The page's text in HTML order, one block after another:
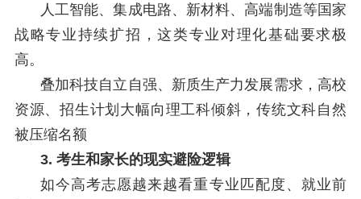
人工智能、集成电路、新材料、高端制造等国家
战略专业持续扩招，这类专业对理化基础要求极
高。
叠加科技自立自强、新质生产力发展需求，高校
资源、招生计划大幅向理工科倾斜，传统文科自然
被压缩名额
3. 考生和家长的现实避险逻辑
如今高考志愿越来越看重专业匹配度、就业前